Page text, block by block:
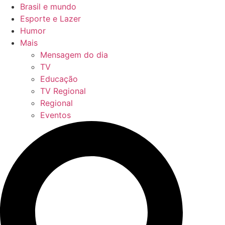
Brasil e mundo
Esporte e Lazer
Humor
Mais
Mensagem do dia
TV
Educação
TV Regional
Regional
Eventos